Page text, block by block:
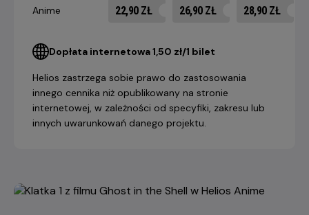
Anime 22,90 ZŁ 26,90 ZŁ 28,90 ZŁ
Dopłata internetowa 1,50 zł/1 bilet
Helios zastrzega sobie prawo do zastosowania
innego cennika niż opublikowany na stronie
internetowej, w zależności od specyfiki, zakresu lub
innych uwarunkowań danego projektu.